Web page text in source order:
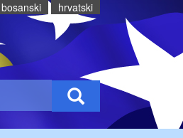
bosanski hrvatski